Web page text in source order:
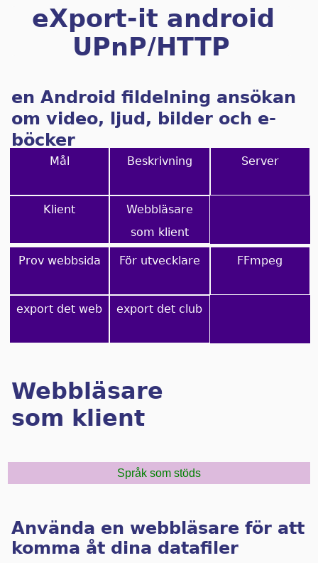
eXport-it android
UPnP/HTTP
en Android fildelning ansökan
om video, ljud, bilder och e-
böcker
Mål Beskrivning Server
Klient
Webbläsare
som klient
Prov webbsida För utvecklare FFmpeg
export det web export det club
Webbläsare
som klient
Språk som stöds
Använda en webbläsare för att
komma åt dina datafiler